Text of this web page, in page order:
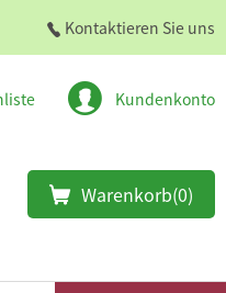
Kontaktieren Sie uns
Kundenkonto
Warenkorb(0)